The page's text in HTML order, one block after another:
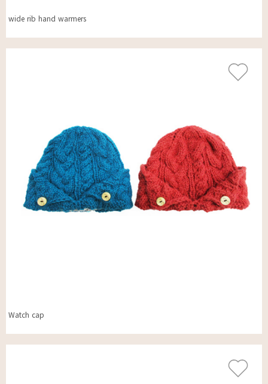
wide rib hand warmers
Watch cap